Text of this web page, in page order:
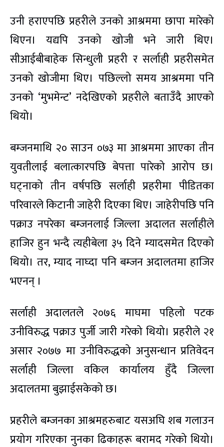
उनी हराएपछि प्रहरीले उनको आश्रममा छापा मारेको
थिएन। यद्यपि उनको खोजी भने जारी थिए।
सीआईबीबाहेक सिन्धुली प्रहरी र सर्लाही प्रहरीसमेत
उनको खोजीमा थिए। पछिल्लो समय आश्रममा पनि
उनको ‘मुभमेन्ट’ नदेखिएको प्रहरीले बताउँदै आएको
थियो।
बम्जनमाथि २० साउन ०७३ मा आश्रममा आएका तीन
युवतीलाई बलात्कारपछि बेपत्ता पारेको आरोप छ।
घट्नाको तीन वर्षपछि सर्लाही प्रहरीमा पीडितका
परिवारले किटानी जाहेरी दिएका थिए। जाहेरीपछि पनि
पक्राउ नपरेका बम्जनलाई जिल्ला अदालत सर्लाहीले
हाजिर हुन भन्दै त्यहीबेला ३५ दिने म्यादसमेत दिएको
थियो। तर, म्याद नाघ्दा पनि बम्जन अदालतमा हाजिर
भएनन् ।
सर्लाही अदालतले २०७६ माघमा पहिलो पटक
उनीविरुद्ध पक्राउ पुर्जी जारी गरेको थियो। प्रहरीले २१
असार २०७७ मा उनीविरुद्धको अनुसन्धान प्रतिवेदन
सर्लाही जिल्ला वकिल कार्यालय हुँदै जिल्ला
अदालतमा बुझाईसकेको छ।
प्रहरीले बम्जनका आश्रमहरुबाट यसअघि शब गलाउन
प्रयोग गरिएका नुनका ढिकाहरू बरामद गरेको थियो।